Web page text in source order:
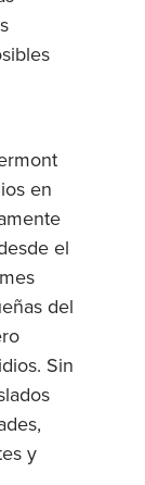
en
el
del
Sin
y